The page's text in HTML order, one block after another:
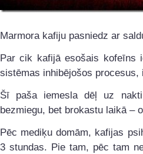
Marmora kafiju pasniedz ar
Par cik kafijā esošais kofeīns
sistēmas inhibējošos
Šī paša iemesla dēļ uz
bezmiegu, bet brokastu laikā –
Pēc mediķu domām, kafijas
3 stundas. Pie tam, pēc tam